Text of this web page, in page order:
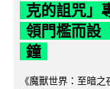
克的詛咒」
領門檻而設
鐘
《魔獸世界：至暗